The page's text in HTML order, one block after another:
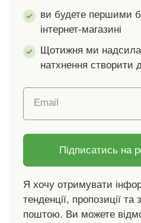
ви будете першими
інтернет-магазині
Щотижня ми
натхнення створити
Email
Підписатись на
Я хочу отримувати
тенденції, пропозиції
поштою. Ви можете